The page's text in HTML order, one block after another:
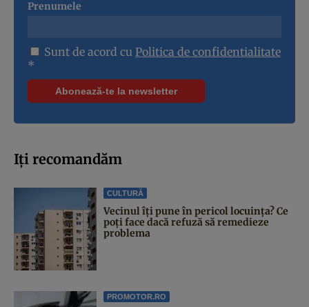
Prenumele
Sunt de acord cu Politica de confidentialitate
*
Iți recomandăm
CULTURĂ
Vecinul îți pune în pericol locuința? Ce
poți face dacă refuză să remedieze
problema
PROMOTOR.RO